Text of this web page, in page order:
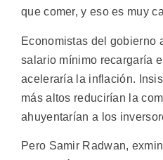
que comer, y eso es muy
Economistas del gobierno
salario mínimo recargaría
aceleraría la inflación.
más altos reducirían la
ahuyentarían a los
Pero Samir Radwan,